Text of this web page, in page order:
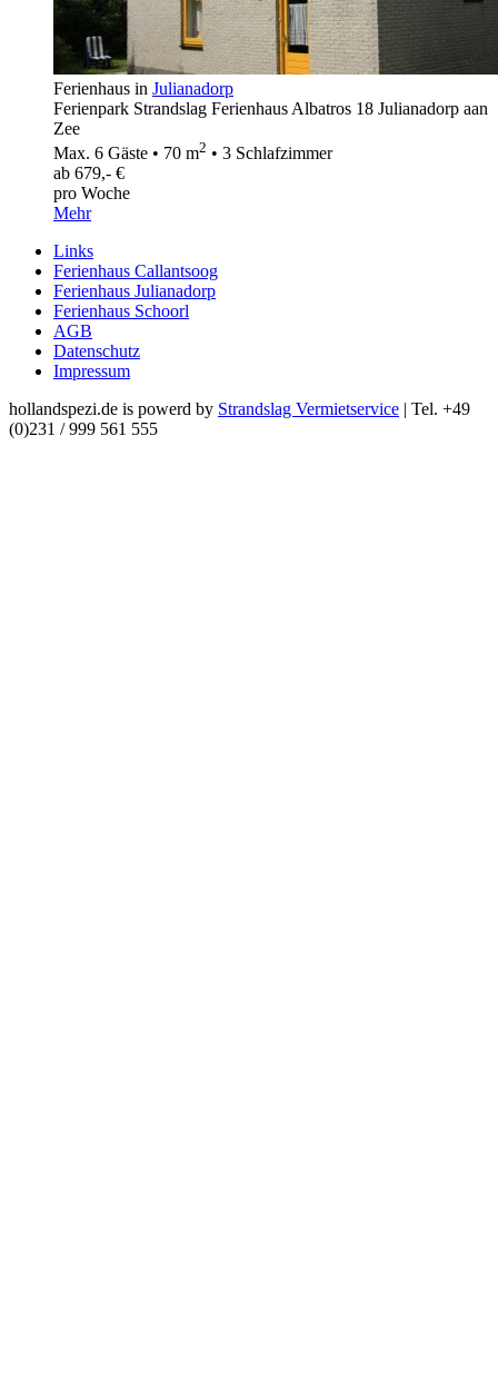
Ferienhaus in Julianadorp
Ferienpark Strandslag Ferienhaus Albatros 18 Julianadorp aan
Zee
Max. 6 Gäste • 70 m2 • 3 Schlafzimmer
ab 679,- €
pro Woche
Mehr
Links
Ferienhaus Callantsoog
Ferienhaus Julianadorp
Ferienhaus Schoorl
AGB
Datenschutz
Impressum
hollandspezi.de is powerd by Strandslag Vermietservice | Tel. +49
(0)231 / 999 561 555